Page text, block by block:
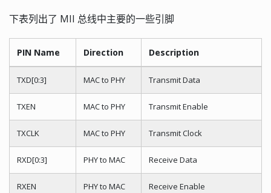
下表列出了 MII 总线中主要的一些引脚
PIN Name Direction Description
TXD[0:3] MAC to PHY Transmit Data
TXEN MAC to PHY Transmit Enable
TXCLK MAC to PHY Transmit Clock
RXD[0:3] PHY to MAC Receive Data
RXEN PHY to MAC Receive Enable